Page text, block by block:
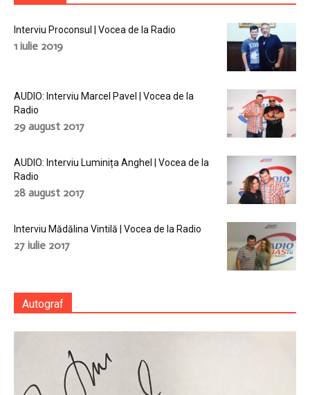
Interviu Proconsul | Vocea de la Radio
1 iulie 2019
AUDIO: Interviu Marcel Pavel | Vocea de la
Radio
29 august 2017
AUDIO: Interviu Luminița Anghel | Vocea de la
Radio
28 august 2017
Interviu Mădălina Vintilă | Vocea de la Radio
27 iulie 2017
Autograf